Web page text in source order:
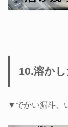
10.溶か
▼でかい漏斗、